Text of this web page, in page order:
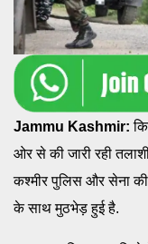
Jammu Kashmir:
ओर से की जारी रही
कश्मीर पुलिस और सेना
के साथ मुठभेड़ हुई है.